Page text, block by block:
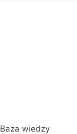
Baza wiedzy